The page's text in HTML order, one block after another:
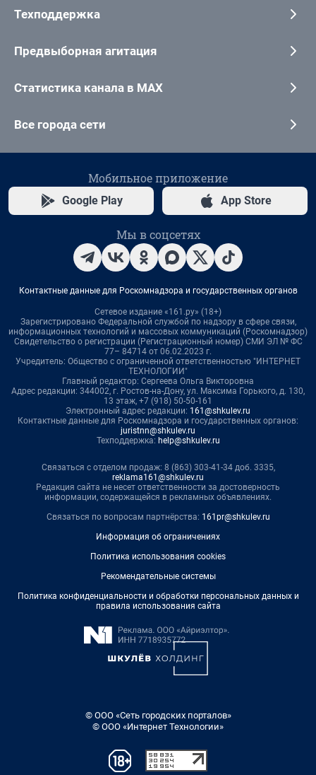
Техподдержка
Предвыборная агитация
Статистика канала в MAX
Все города сети
Мобильное приложение
Google Play App Store
Мы в соцсетях
Контактные данные для Роскомнадзора и государственных органов
Сетевое издание «161.ру» (18+)
Зарегистрировано Федеральной службой по надзору в сфере связи,
информационных технологий и массовых коммуникаций (Роскомнадзор)
Свидетельство о регистрации (Регистрационный номер) СМИ ЭЛ № ФС
77– 84714 от 06.02.2023 г.
Учредитель: Общество с ограниченной ответственностью "ИНТЕРНЕТ
ТЕХНОЛОГИИ"
Главный редактор: Сергеева Ольга Викторовна
Адрес редакции: 344002, г. Ростов-на-Дону, ул. Максима Горького, д. 130,
13 этаж, +7 (918) 50-50-161
Электронный адрес редакции: 161@shkulev.ru
Контактные данные для Роскомнадзора и государственных органов:
juristnn@shkulev.ru
Техподдержка: help@shkulev.ru
Связаться с отделом продаж: 8 (863) 303-41-34 доб. 3335,
reklama161@shkulev.ru
Редакция сайта не несет ответственности за достоверность
информации, содержащейся в рекламных объявлениях.
Связаться по вопросам партнёрства: 161pr@shkulev.ru
Информация об ограничениях
Политика использования cookies
Рекомендательные системы
Политика конфиденциальности и обработки персональных данных и
правила использования сайта
© ООО «Сеть городских порталов»
© ООО «Интернет Технологии»